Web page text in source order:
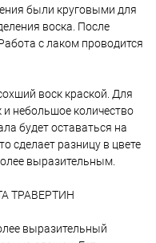
были круговыми для
воска. После
с лаком проводится
воск краской. Для
небольшое количество
будет оставаться на
сделает разницу в цвете
выразительным.
ТРАВЕРТИН
выразительный